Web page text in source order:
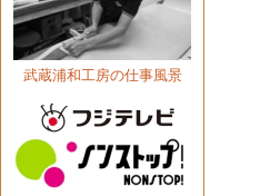
武蔵浦和工房の仕事風景